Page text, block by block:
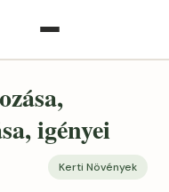
igényei
Kerti Növények